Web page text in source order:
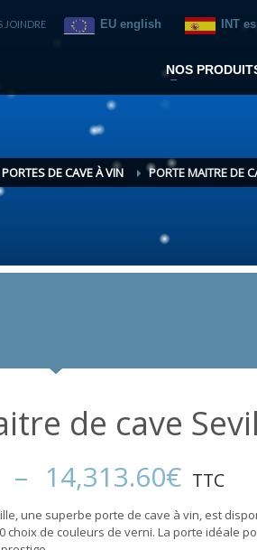
JOINDRE EU english INT
NOS
PORTES DE CAVE À VIN PORTE MAITRE DE
de cave
– 14,313.60€ Plage
de
prix :
TTC
une superbe porte de cave à vin, est
choix de couleurs de verni. La porte idéale